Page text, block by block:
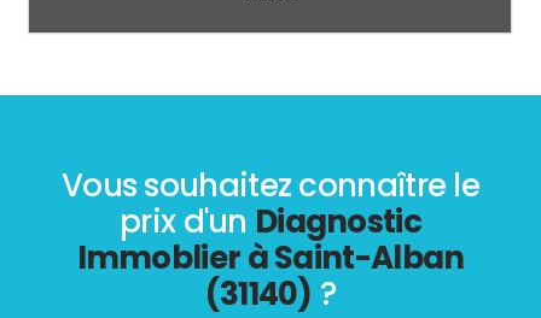
Vous souhaitez connaître le
prix d'un Diagnostic
Immoblier à Saint-Alban
(31140) ?